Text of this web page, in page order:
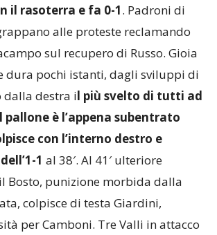
il rasoterra e fa 0-1. Padroni di
alle proteste reclamando
sul recupero di Russo. Gioia
dura pochi istanti, dagli sviluppi di
dalla destra il più svelto di tutti ad
è l’appena subentrato
con l’interno destro e
1 al 38′. Al 41′ ulteriore
Bosto, punizione morbida dalla
colpisce di testa Giardini,
per Camboni. Tre Valli in attacco